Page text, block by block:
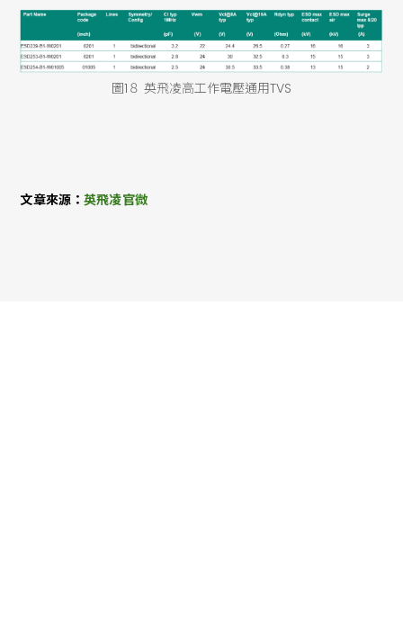
圖1８ 英飛凌高工作電壓通用TVS
文章來源：英飛凌官微